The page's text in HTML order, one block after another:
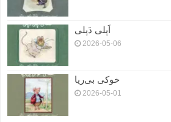
اَپلی دَپلی
2026-05-06
خوکی بی‌ریا
2026-05-01